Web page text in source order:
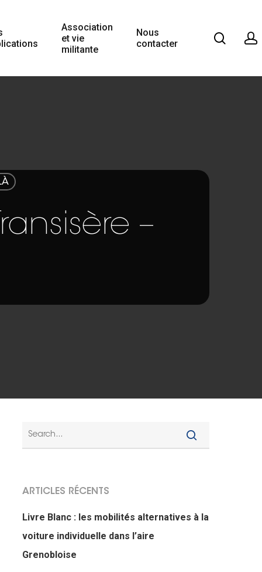
Association
et vie
militante
Nous
contacter
–
ARTICLES RÉCENTS
Livre Blanc : les mobilités alternatives à la
voiture individuelle dans l’aire
Grenobloise